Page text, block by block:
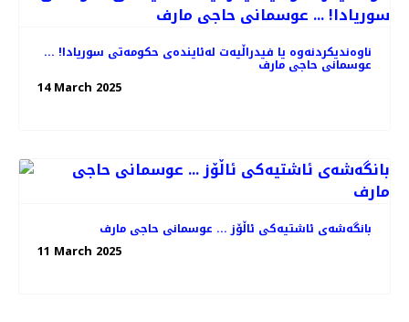
ناوەندیکردنەوە یا فیدراڵیەت لەئایندەی حکومەتی سوریادا! ...
عوسمانی حاجی مارف
14 March 2025
بانگەشەی ئاشتیەکی ئاڵۆز ... عوسمانی حاجی مارف
11 March 2025